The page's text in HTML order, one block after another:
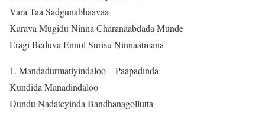
Vara Taa Sadgunabhaavaa
Karava Mugidu Ninna Charanaabdada Munde
Eragi Beduva Ennol Surisu Ninnaatmana
1. Mandadurmatiyindaloo – Paapadinda
Kundida Manadindaloo
Dundu Nadateyinda Bandhanagollutta